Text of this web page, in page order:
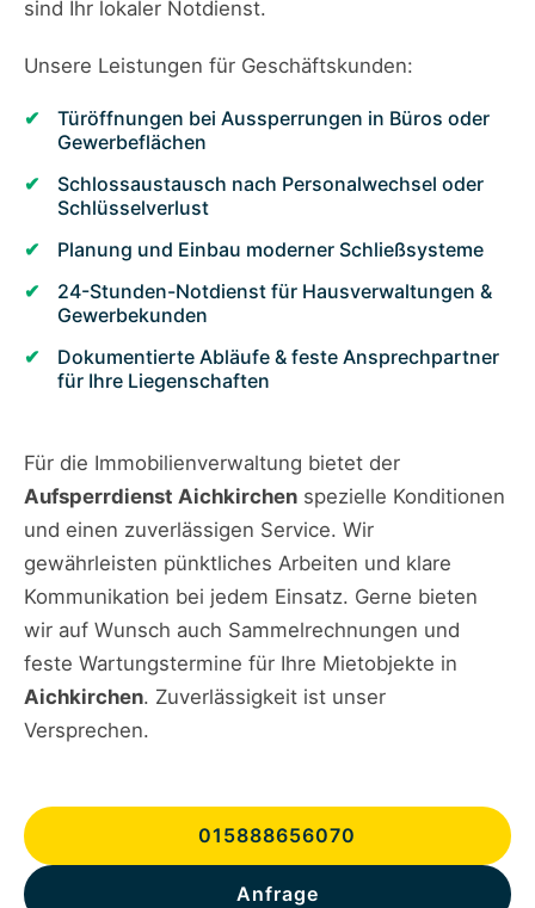
sind Ihr lokaler Notdienst.
Unsere Leistungen für Geschäftskunden:
Türöffnungen bei Aussperrungen in Büros oder
Gewerbeflächen
Schlossaustausch nach Personalwechsel oder
Schlüsselverlust
Planung und Einbau moderner Schließsysteme
24-Stunden-Notdienst für Hausverwaltungen &
Gewerbekunden
Dokumentierte Abläufe & feste Ansprechpartner
für Ihre Liegenschaften
Für die Immobilienverwaltung bietet der
Aufsperrdienst Aichkirchen spezielle Konditionen
und einen zuverlässigen Service. Wir
gewährleisten pünktliches Arbeiten und klare
Kommunikation bei jedem Einsatz. Gerne bieten
wir auf Wunsch auch Sammelrechnungen und
feste Wartungstermine für Ihre Mietobjekte in
Aichkirchen. Zuverlässigkeit ist unser
Versprechen.
015888656070
Anfrage